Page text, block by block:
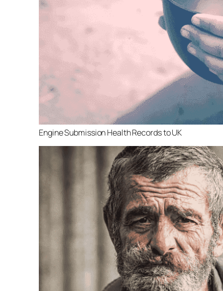
Engine Submission Health Records to UK